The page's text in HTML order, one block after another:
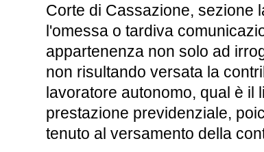
Corte di Cassazione, sezione
l'omessa o tardiva
appartenenza non solo ad
non risultando versata la
lavoratore autonomo, qual è il
prestazione previdenziale,
tenuto al versamento della